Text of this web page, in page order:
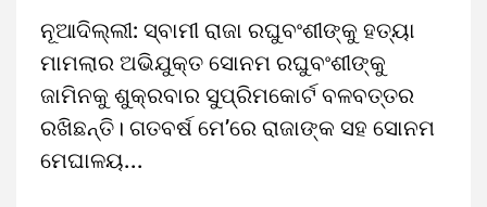
ନୂଆଦିଲ୍ଲୀ: ସ୍ବାମୀ ରାଜା ରଘୁବଂଶୀଙ୍କୁ ହତ୍ୟା
ମାମଲାର ଅଭିଯୁକ୍ତ ସୋନମ ରଘୁବଂଶୀଙ୍କୁ
ଜାମିନକୁ ଶୁକ୍ରବାର ସୁପ୍ରିମକୋର୍ଟ ବଳବତ୍ତର
ରଖିଛନ୍ତି। ଗତବର୍ଷ ମେ’ରେ ରାଜାଙ୍କ ସହ ସୋନମ
ମେଘାଳୟ...